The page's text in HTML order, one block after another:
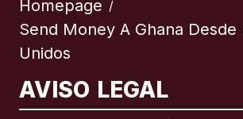
Homepage /
Send Money A Ghana Desde
Unidos
AVISO LEGAL